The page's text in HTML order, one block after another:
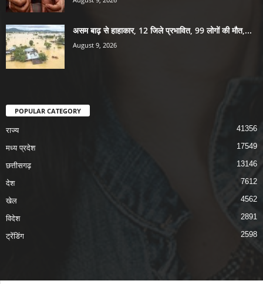
असम बाढ़ से हाहाकार, 12 जिले प्रभावित, 99 लोगों की मौत,...
August 9, 2026
POPULAR CATEGORY
राज्य 41356
मध्य प्रदेश 17549
छत्तीसगढ़ 13146
देश 7612
खेल 4562
विदेश 2891
ट्रेंडिंग 2598